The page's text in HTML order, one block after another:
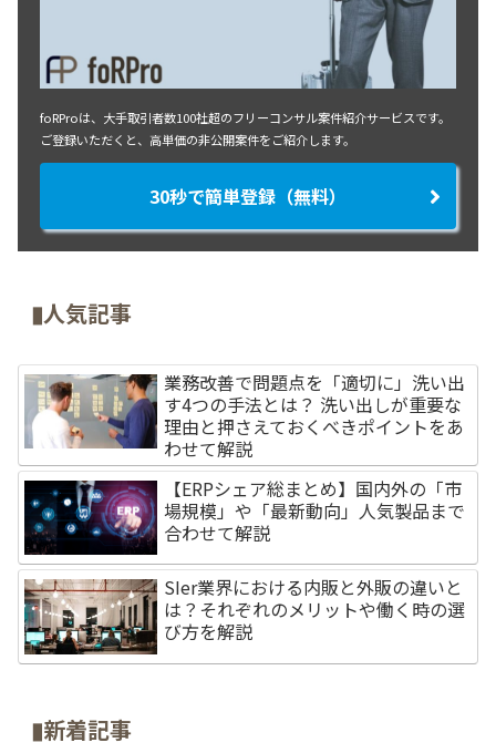
foRProは、大手取引者数100社超のフリーコンサル案件紹介サービスです。
ご登録いただくと、高単価の非公開案件をご紹介します。
30秒で簡単登録（無料）
▮人気記事
業務改善で問題点を「適切に」洗い出
す4つの手法とは？ 洗い出しが重要な
理由と押さえておくべきポイントをあ
わせて解説
【ERPシェア総まとめ】国内外の「市
場規模」や「最新動向」人気製品まで
合わせて解説
SIer業界における内販と外販の違いと
は？それぞれのメリットや働く時の選
び方を解説
▮新着記事